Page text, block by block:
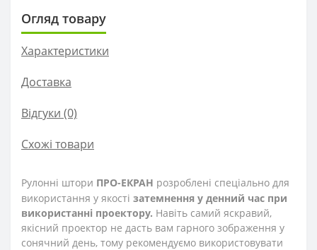
Огляд товару
Характеристики
Доставка
Відгуки (0)
Схожі товари
Рулонні штори ПРО-ЕКРАН розроблені спеціально для
використання у якості затемнення у денний час при
використанні проектору. Навіть самий яскравий,
якісний проектор не дасть вам гарного зображення у
сонячний день, тому рекомендуємо використовувати